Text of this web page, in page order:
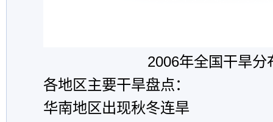
2006年全国干旱分
各地区主要干旱盘点：
华南地区出现秋冬连旱